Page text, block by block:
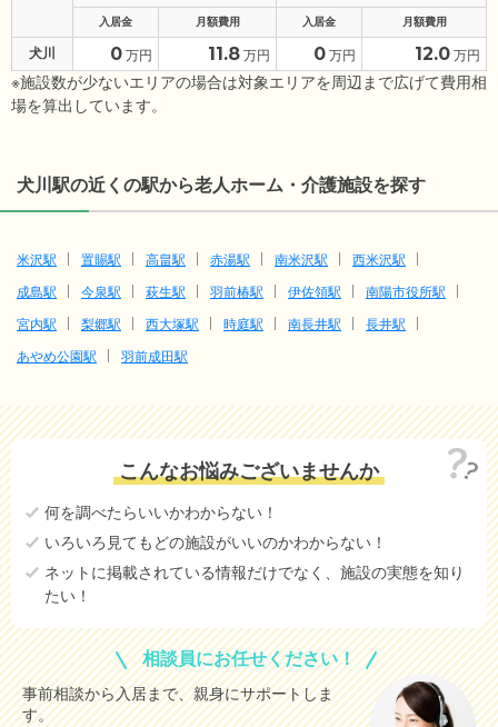
入居金 月額費用 入居金 月額費用
犬川 0 万円 11.8 万円 0 万円 12.0 万円
※施設数が少ないエリアの場合は対象エリアを周辺まで広げて費用相
場を算出しています。
犬川駅の近くの駅から老人ホーム・介護施設を探す
米沢駅 置賜駅 高畠駅 赤湯駅 南米沢駅
西米沢駅
成島駅
今泉駅 萩生駅 羽前椿駅 伊佐領駅
南陽市役所駅
宮内駅
梨郷駅 西大塚駅 時庭駅 南長井駅
長井駅
あやめ公園駅
羽前成田駅
こんなお悩みございませんか
何を調べたらいいかわからない！
いろいろ見てもどの施設がいいのかわからない！
ネットに掲載されている情報だけでなく、施設の実態を知り
たい！
相談員にお任せください！
事前相談から入居まで、親身にサポートしま
す。